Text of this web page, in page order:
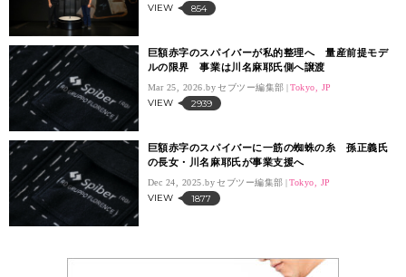
VIEW 854
巨額赤字のスパイバーが私的整理へ 量産前提モデ
ルの限界 事業は川名麻耶氏側へ譲渡
Mar 25, 2026. セブツー編集部 Tokyo, JP
VIEW 2939
巨額赤字のスパイバーに一筋の蜘蛛の糸 孫正義氏
の長女・川名麻耶氏が事業支援へ
Dec 24, 2025. セブツー編集部 Tokyo, JP
VIEW 1877